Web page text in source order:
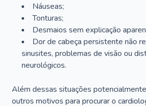
Náuseas;
Tonturas;
Desmaios sem explicação
Dor de cabeça persistente não
sinusites, problemas de visão ou
neurológicos.
Além dessas situações
outros motivos para procurar o